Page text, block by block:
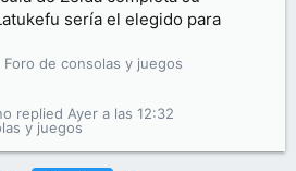
sería el elegido para
Foro de consolas y juegos
y juegos
Ayer a las 12:32